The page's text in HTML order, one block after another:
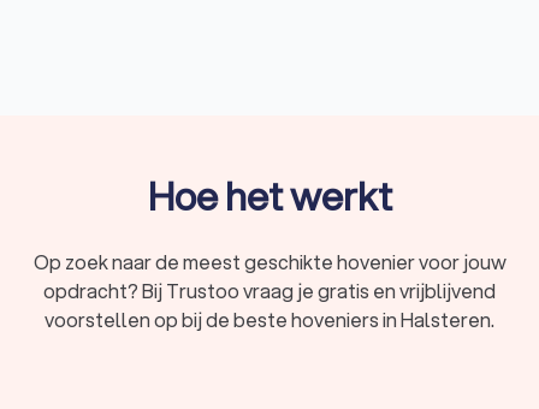
Een hovenier in Halsteren is gespecialiseerd in het aanleggen,
onderhouden en renoveren van tuinen. Dit vakmanschap gaat
bieden verschillende diensten aan, waaronder:
Tuinontwerp:een goed tuinontwerp is belangrijk voor
een mooie en functionele tuin. Hoveniers maken vaak
samen met een tuinarchitect een ontwerp dat rekening
Hoe het werkt
Op zoek naar de meest geschikte hovenier voor jouw
opdracht? Bij Trustoo vraag je gratis en vrijblijvend
voorstellen op bij de beste hoveniers in Halsteren.